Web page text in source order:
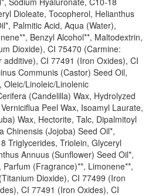
Dioleate, Tocopherol, Helianthus
Palmitic Acid, Aqua (Water),
Benzyl Alcohol**, Maltodextrin,
Dioxide), CI 75470 (Carmine:
CI 77491 (Iron Oxides), CI
Communis (Castor) Seed Oil,
Oleic/Linoleic/Linolenic
(Candelilla) Wax, Hydrolyzed
Peel Wax, Isoamyl Laurate,
Wax, Hectorite, Talc, Dipalmitoyl
Chinensis (Jojoba) Seed Oil*,
Triglycerides, Triolein, Glyceryl
Annuus (Sunflower) Seed Oil*,
(Fragrance)**, Limonene**,
Dioxide), CI 77499 (Iron
CI 77491 (Iron Oxides), CI